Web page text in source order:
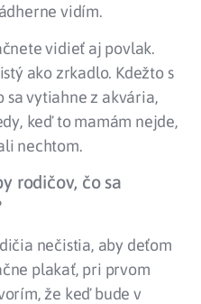
vidím.
vidieť aj povlak.
ako zrkadlo. Kdežto s
sa vytiahne z akvária,
keď to mamám nejde,
nechtom.
rodičov, čo sa
nečistia, aby deťom
plakať, pri prvom
že keď bude v